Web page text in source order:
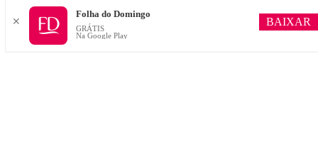
✕
Folha do Domingo
GRÁTIS
Na Google Play
BAIXAR